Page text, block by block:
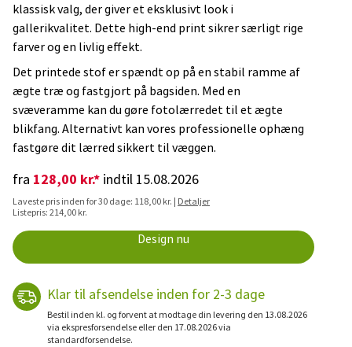
klassisk valg, der giver et eksklusivt look i
gallerikvalitet. Dette high-end print sikrer særligt rige
farver og en livlig effekt.
Det printede stof er spændt op på en stabil ramme af
ægte træ og fastgjort på bagsiden. Med en
svæveramme kan du gøre fotolærredet til et ægte
blikfang. Alternativt kan vores professionelle ophæng
fastgøre dit lærred sikkert til væggen.
fra 128,00 kr.* indtil 15.08.2026
Laveste pris inden for 30 dage: 118,00 kr. | Detaljer
Listepris: 214,00 kr.
Design nu
Klar til afsendelse inden for 2-3 dage
Bestil inden kl. og forvent at modtage din levering den 13.08.2026
via ekspresforsendelse eller den 17.08.2026 via
standardforsendelse.